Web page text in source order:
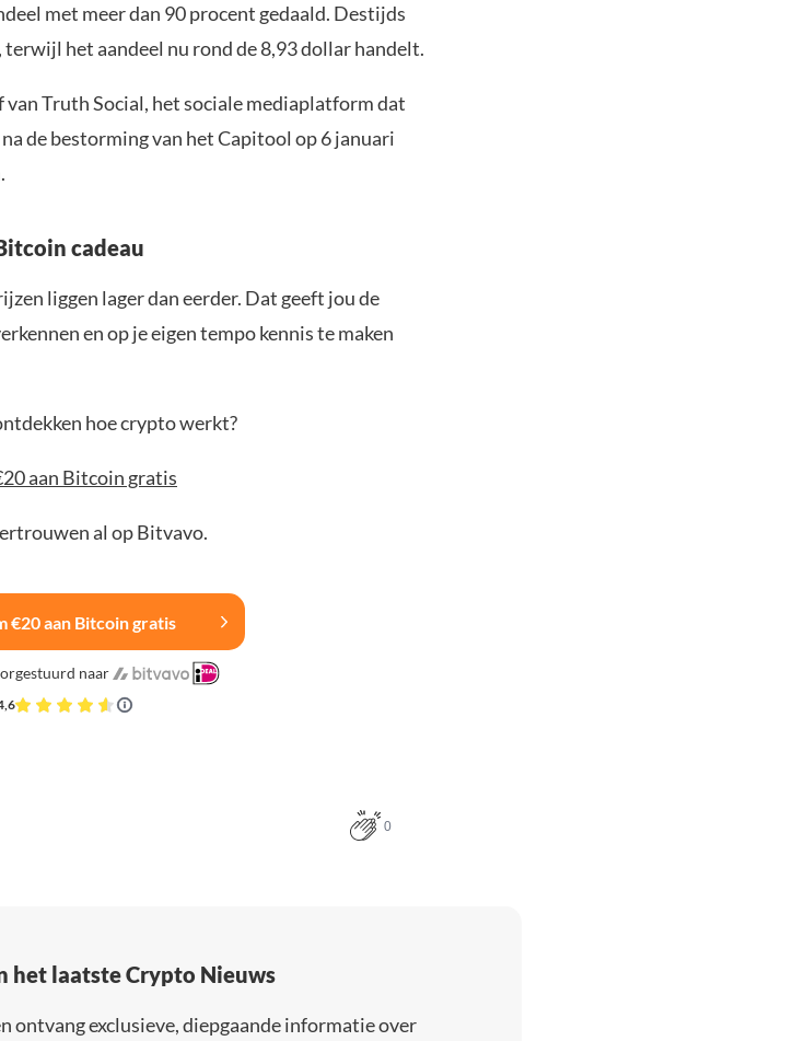
met meer dan 90 procent gedaald. Destijds
het aandeel nu rond de 8,93 dollar handelt.
Truth Social, het sociale mediaplatform dat
de bestorming van het Capitool op 6 januari
cadeau
liggen lager dan eerder. Dat geeft jou de
en op je eigen tempo kennis te maken
hoe crypto werkt?
aan Bitcoin gratis
al op Bitvavo.
€20 aan Bitcoin gratis
naar
0
het laatste Crypto Nieuws
ontvang exclusieve, diepgaande informatie over